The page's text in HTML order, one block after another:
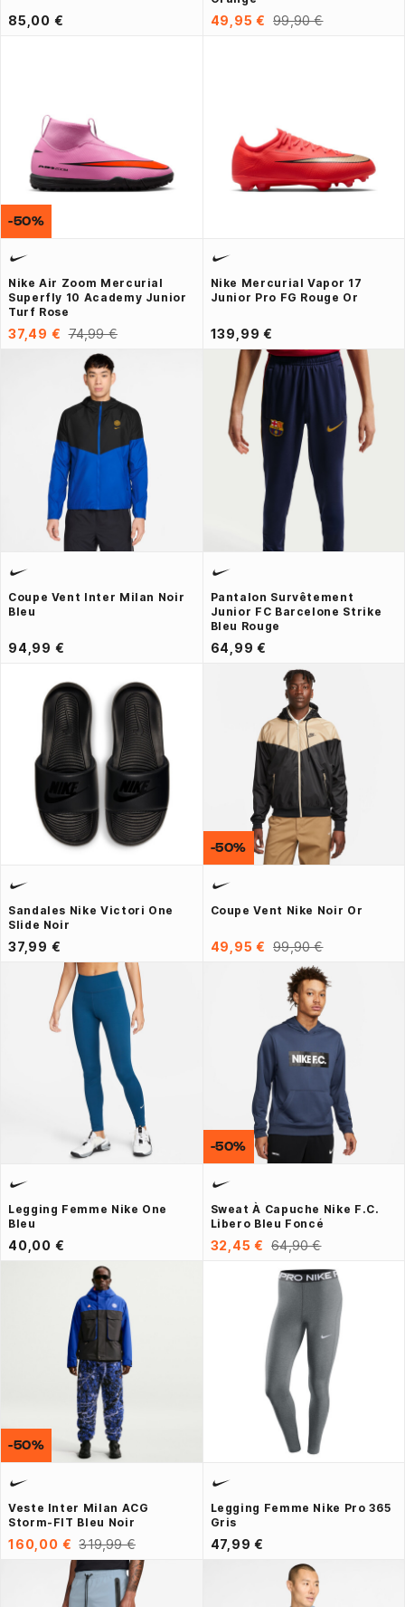
85,00 € 49,95 € 99,90 €
Nike Air Zoom Mercurial
Superfly 10 Academy Junior
Turf Rose
37,49 € 74,99 €
-50%
Nike Mercurial Vapor 17
Junior Pro FG Rouge Or
139,99 €
Coupe Vent Inter Milan Noir
Bleu
94,99 €
Pantalon Survêtement
Junior FC Barcelone Strike
Bleu Rouge
64,99 €
Sandales Nike Victori One
Slide Noir
37,99 €
Coupe Vent Nike Noir Or
49,95 € 99,90 €
-50%
Legging Femme Nike One
Bleu
40,00 €
Sweat À Capuche Nike F.C.
Libero Bleu Foncé
32,45 € 64,90 €
-50%
Veste Inter Milan ACG
Storm-FIT Bleu Noir
160,00 € 319,99 €
-50%
Legging Femme Nike Pro 365
Gris
47,99 €